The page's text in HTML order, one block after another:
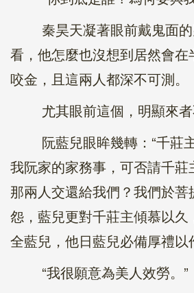
秦昊天凝著眼前戴鬼面的
看，他怎麼也沒想到居然會在
咬金，且這兩人都深不可測。
尤其眼前這個，明顯來者
阮藍兒眼眸幾轉：“千莊
我阮家的家務事，可否請千
那兩人交還給我們？我們於菩
怨，藍兒更對千莊主傾慕以
全藍兒，他日藍兒必備厚禮以
“我很願意為美人效勞。”